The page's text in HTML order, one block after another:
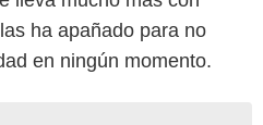
ha apañado para no
en ningún momento.